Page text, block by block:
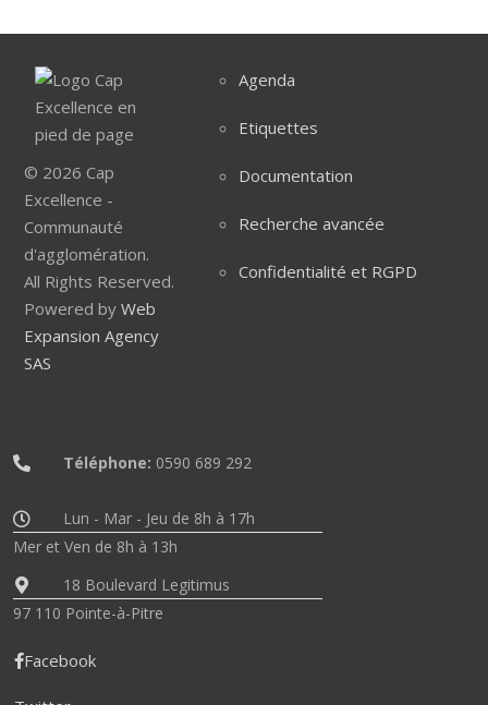
© 2026 Cap
Excellence -
Communauté
d'agglomération.
All Rights Reserved.
Powered by Web
Expansion Agency
SAS
Agenda
Etiquettes
Documentation
Recherche avancée
Confidentialité et RGPD
Téléphone: 0590 689 292
Lun - Mar - Jeu de 8h à 17h
Mer et Ven de 8h à 13h
18 Boulevard Legitimus
97 110 Pointe-à-Pitre
Facebook